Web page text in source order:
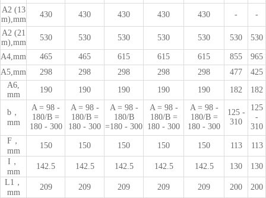
A2 (13
m),mm
430 430 430 430 430 - -
A2 (21
m),mm
530 530 530 530 530 530 530
A4,mm 465 465 615 615 615 855
965
A5,mm
298 298 298 298 298 477
425
A6,
mm
190 190 190 190 190 182 182
b，
mm
A = 98 -
180/B =
180 - 300
A = 98 -
180/B =
180 - 300
A = 98 -
180/B
=180 - 300
A = 98 -
180/B =
180 - 300
A = 98 -
180/B =
180 - 300
125 -
310
125
-
310
F，
mm
150 150 150 150 150 113
113
I，
mm
142.5 142.5 142.5 142.5 142.5 130
130
L1，
mm
209 209 209 209 209 200
200